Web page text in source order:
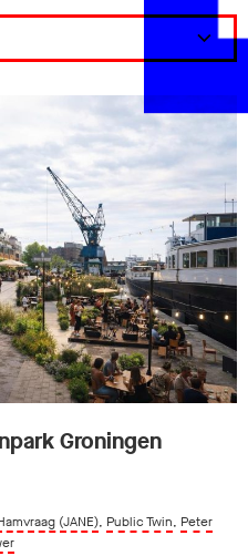
Groningen
(JANE), Public Twin, Peter